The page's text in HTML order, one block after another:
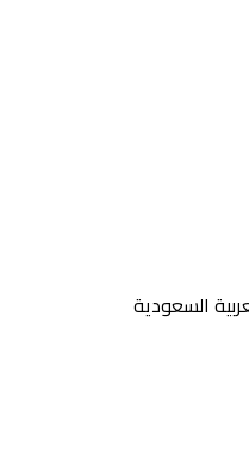
السعودية